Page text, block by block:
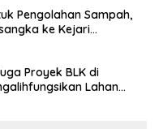
Pengolahan Sampah,
ke Kejari
Proyek BLK di
Lahan